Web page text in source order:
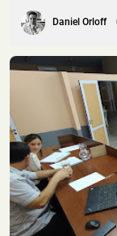
Daniel Orloff